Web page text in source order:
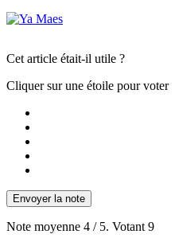
Cet article était-il utile ?
Cliquer sur une étoile pour voter
Envoyer la note
Note moyenne 4 / 5. Votant 9